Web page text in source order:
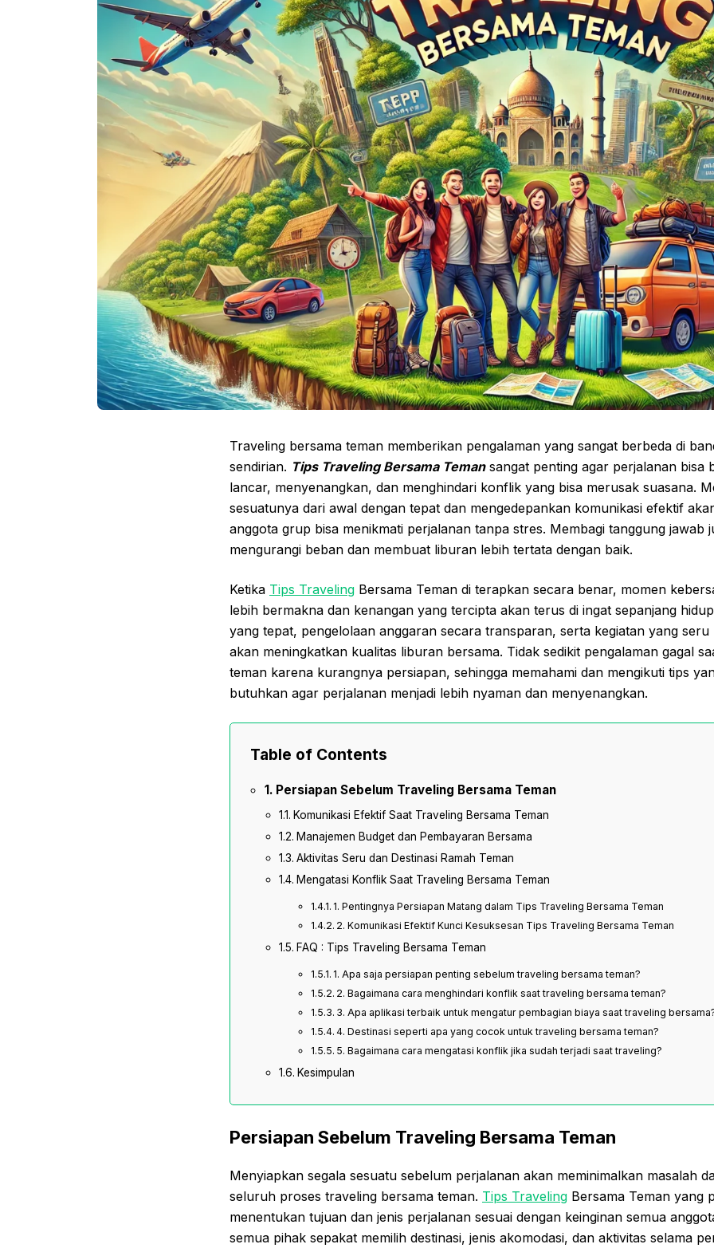
Traveling bersama teman memberikan pengalaman yang sangat berbeda di
sendirian. Tips Traveling Bersama Temansangat penting agar perjalanan bisa
lancar, menyenangkan, dan menghindari konflik yang bisa merusak suasana.
sesuatunya dari awal dengan tepat dan mengedepankan komunikasi efektif
anggota grup bisa menikmati perjalanan tanpa stres. Membagi tanggung jawab
mengurangi beban dan membuat liburan lebih tertata dengan baik.
Ketika Tips Traveling Bersama Teman di terapkan secara benar, momen
lebih bermakna dan kenangan yang tercipta akan terus di ingat sepanjang
yang tepat, pengelolaan anggaran secara transparan, serta kegiatan yang
akan meningkatkan kualitas liburan bersama. Tidak sedikit pengalaman gagal
teman karena kurangnya persiapan, sehingga memahami dan mengikuti tips
butuhkan agar perjalanan menjadi lebih nyaman dan menyenangkan.
Table of Contents
Persiapan Sebelum Traveling Bersama Teman
Komunikasi Efektif Saat Traveling Bersama Teman
Manajemen Budget dan Pembayaran Bersama
Aktivitas Seru dan Destinasi Ramah Teman
Mengatasi Konflik Saat Traveling Bersama Teman
1. Pentingnya Persiapan Matang dalam Tips Traveling Bersama Teman
2. Komunikasi Efektif Kunci Kesuksesan Tips Traveling Bersama Teman
FAQ : Tips Traveling Bersama Teman
1. Apa saja persiapan penting sebelum traveling bersama teman?
2. Bagaimana cara menghindari konflik saat traveling bersama teman?
3. Apa aplikasi terbaik untuk mengatur pembagian biaya saat traveling
4. Destinasi seperti apa yang cocok untuk traveling bersama teman?
5. Bagaimana cara mengatasi konflik jika sudah terjadi saat traveling?
Kesimpulan
Persiapan Sebelum Traveling Bersama Teman
Menyiapkan segala sesuatu sebelum perjalanan akan meminimalkan masalah
seluruh proses traveling bersama teman. Tips Traveling Bersama Teman yang
menentukan tujuan dan jenis perjalanan sesuai dengan keinginan semua
semua pihak sepakat memilih destinasi, jenis akomodasi, dan aktivitas selama